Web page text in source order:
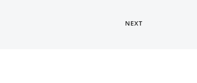
NEXT